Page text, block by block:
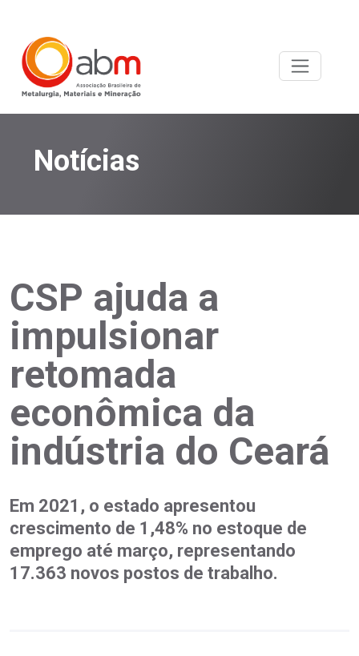
Notícias
CSP ajuda a
impulsionar
retomada
econômica da
indústria do Ceará
Em 2021, o estado apresentou
crescimento de 1,48% no estoque de
emprego até março, representando
17.363 novos postos de trabalho.